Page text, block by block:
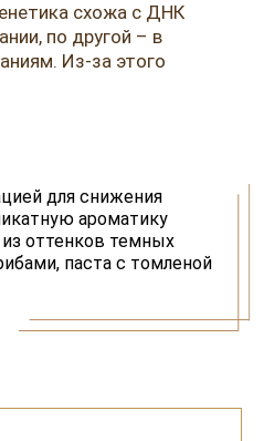
схожа с ДНК
по другой – в
Из-за этого
для снижения
ароматику
оттенков темных
паста с томленой